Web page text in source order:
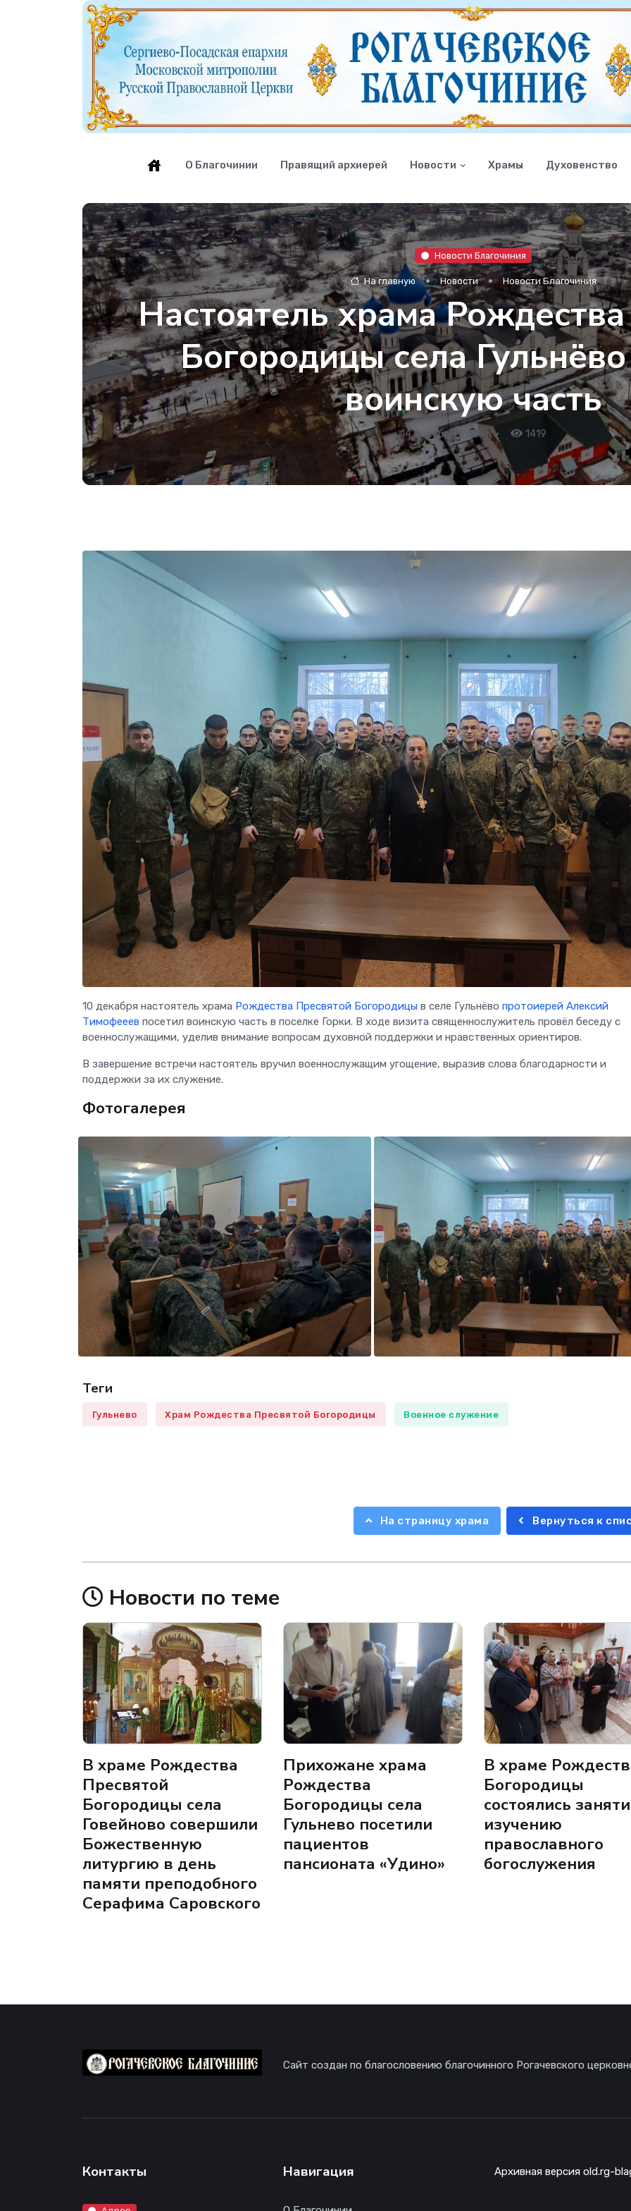
О Благочинии Правящий архиерей Новости Храмы Духовенство
Новости Благочиния
На главную Новости Новости Благочиния
Настоятель храма
Богородицы села
воинскую часть
14 декабря 2025 • 1419
10 декабря настоятель храма Рождества Пресвятой Богородицы в селе Гульнёво протоиерей Алексий
Тимофееев посетил воинскую часть в поселке Горки. В ходе визита священнослужитель провёл беседу с
военнослужащими, уделив внимание вопросам духовной поддержки и нравственных ориентиров.
В завершение встречи настоятель вручил военнослужащим угощение, выразив слова благодарности и
поддержки за их служение.
Фотогалерея
Теги
Гульнево Храм Рождества Пресвятой Богородицы Военное служение
На страницу храма Вернуться к
Новости по теме
В храме Рождества
Пресвятой
Богородицы села
Говейново совершили
Божественную
литургию в день
памяти преподобного
Серафима Саровского
Прихожане храма
Рождества
Богородицы села
Гульнево посетили
пациентов
пансионата «Удино»
В храме
Богородицы
состоялись
изучению
православного
богослужения
Сайт создан по благословению благочинного Рогачевского
Контакты Навигация Архивная версия old.rg-